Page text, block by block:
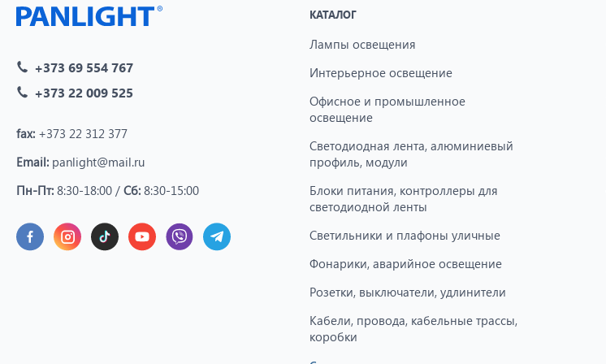
+373 69 554 767
+373 22 009 525
fax: +373 22 312 377
Email: panlight@mail.ru
Пн-Пт: 8:30-18:00 / Сб: 8:30-15:00
КАТАЛОГ
Лампы освещения
Интерьерное освещение
Офисное и промышленное
освещение
Светодиодная лента, алюминиевый
профиль, модули
Блоки питания, контроллеры для
светодиодной ленты
Светильники и плафоны уличные
Фонарики, аварийное освещение
Розетки, выключатели, удлинители
Кабели, провода, кабельные трассы,
коробки